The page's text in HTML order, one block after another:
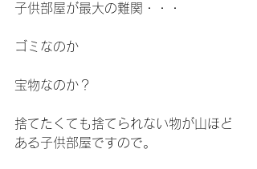
子供部屋が最大の難関・・・
ゴミなのか
宝物なのか？
捨てたくても捨てられない物が山ほど
ある子供部屋ですので。